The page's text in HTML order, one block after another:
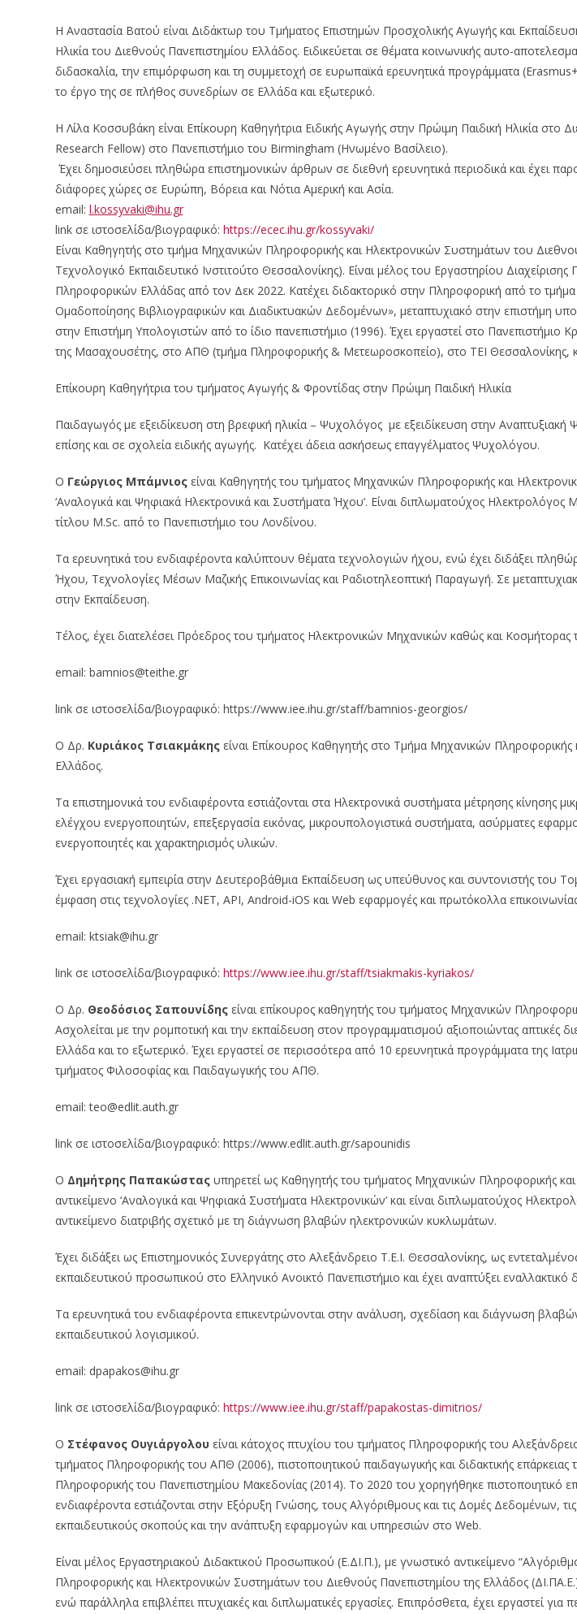
Η Αναστασία Βατού είναι Διδάκτωρ του Τμήματος Επιστημών Προσχολικής Αγωγής και
Ηλικία του Διεθνούς Πανεπιστημίου Ελλάδος. Ειδικεύεται σε θέματα κοινωνικής αυτο-
διδασκαλία, την επιμόρφωση και τη συμμετοχή σε ευρωπαϊκά ερευνητικά προγράμματα
το έργο της σε πλήθος συνεδρίων σε Ελλάδα και εξωτερικό.
Η Λίλα Κοσσυβάκη είναι Επίκουρη Καθηγήτρια Ειδικής Αγωγής στην Πρώιμη Παιδική Ηλικία στο
Research Fellow) στο Πανεπιστήμιο του Birmingham (Ηνωμένο Βασίλειο).
Έχει δημοσιεύσει πληθώρα επιστημονικών άρθρων σε διεθνή ερευνητικά περιοδικά και έχει
διάφορες χώρες σε Ευρώπη, Βόρεια και Νότια Αμερική και Ασία.
email: l.kossyvaki@ihu.gr
link σε ιστοσελίδα/βιογραφικό: https://ecec.ihu.gr/kossyvaki/
Είναι Καθηγητής στο τμήμα Μηχανικών Πληροφορικής και Ηλεκτρονικών Συστημάτων του
Τεχνολογικό Εκπαιδευτικό Ινστιτούτο Θεσσαλονίκης). Είναι μέλος του Εργαστηρίου
Πληροφορικών Ελλάδας από τον Δεκ 2022. Κατέχει διδακτορικό στην Πληροφορική από το
Ομαδοποίησης Βιβλιογραφικών και Διαδικτυακών Δεδομένων», μεταπτυχιακό στην επιστήμη
στην Επιστήμη Υπολογιστών από το ίδιο πανεπιστήμιο (1996). Έχει εργαστεί στο
της Μασαχουσέτης, στο ΑΠΘ (τμήμα Πληροφορικής & Μετεωροσκοπείο), στο ΤΕΙ Θεσσαλονίκης,
Επίκουρη Καθηγήτρια του τμήματος Αγωγής & Φροντίδας στην Πρώιμη Παιδική Ηλικία
Παιδαγωγός με εξειδίκευση στη βρεφική ηλικία – Ψυχολόγος με εξειδίκευση στην
επίσης και σε σχολεία ειδικής αγωγής. Κατέχει άδεια ασκήσεως επαγγέλματος Ψυχολόγου.
Ο Γεώργιος Μπάμνιοςείναι Καθηγητής του τμήματος Μηχανικών Πληροφορικής και
‘Αναλογικά και Ψηφιακά Ηλεκτρονικά και Συστήματα Ήχου’. Είναι διπλωματούχος
τίτλου M.Sc. από το Πανεπιστήμιο του Λονδίνου.
Τα ερευνητικά του ενδιαφέροντα καλύπτουν θέματα τεχνολογιών ήχου, ενώ έχει διδάξει
Ήχου, Τεχνολογίες Μέσων Μαζικής Επικοινωνίας και Ραδιοτηλεοπτική Παραγωγή. Σε
στην Εκπαίδευση.
Τέλος, έχει διατελέσει Πρόεδρος του τμήματος Ηλεκτρονικών Μηχανικών καθώς και
email: bamnios@teithe.gr
link σε ιστοσελίδα/βιογραφικό: https://www.iee.ihu.gr/staff/bamnios-georgios/
Ο Δρ. Κυριάκος Τσιακμάκηςείναι Επίκουρος Καθηγητής στο Τμήμα Μηχανικών
Ελλάδος.
Τα επιστημονικά του ενδιαφέροντα εστιάζονται στα Ηλεκτρονικά συστήματα μέτρησης
ελέγχου ενεργοποιητών, επεξεργασία εικόνας, μικρουπολογιστικά συστήματα, ασύρματες
ενεργοποιητές και χαρακτηρισμός υλικών.
Έχει εργασιακή εμπειρία στην Δευτεροβάθμια Εκπαίδευση ως υπεύθυνος και συντονιστής του
έμφαση στις τεχνολογίες .NET, API, Android-iOS και Web εφαρμογές και πρωτόκολλα επικοινωνίας
email: ktsiak@ihu.gr
link σε ιστοσελίδα/βιογραφικό: https://www.iee.ihu.gr/staff/tsiakmakis-kyriakos/
Ο Δρ. Θεοδόσιος Σαπουνίδηςείναι επίκουρος καθηγητής του τμήματος Μηχανικών
Ασχολείται με την ρομποτική και την εκπαίδευση στον προγραμματισμού αξιοποιώντας απτικές
Ελλάδα και το εξωτερικό. Έχει εργαστεί σε περισσότερα από 10 ερευνητικά προγράμματα της
τμήματος Φιλοσοφίας και Παιδαγωγικής του ΑΠΘ.
email: teo@edlit.auth.gr
link σε ιστοσελίδα/βιογραφικό: https://www.edlit.auth.gr/sapounidis
Ο Δημήτρης Παπακώσταςυπηρετεί ως Καθηγητής του τμήματος Μηχανικών Πληροφορικής
αντικείμενο ‘Αναλογικά και Ψηφιακά Συστήματα Ηλεκτρονικών’ και είναι διπλωματούχος
αντικείμενο διατριβής σχετικό με τη διάγνωση βλαβών ηλεκτρονικών κυκλωμάτων.
Έχει διδάξει ως Επιστημονικός Συνεργάτης στο Αλεξάνδρειο Τ.Ε.Ι. Θεσσαλονίκης, ως
εκπαιδευτικού προσωπικού στο Ελληνικό Ανοικτό Πανεπιστήμιο και έχει αναπτύξει
Τα ερευνητικά του ενδιαφέροντα επικεντρώνονται στην ανάλυση, σχεδίαση και διάγνωση
εκπαιδευτικού λογισμικού.
email: dpapakos@ihu.gr
link σε ιστοσελίδα/βιογραφικό: https://www.iee.ihu.gr/staff/papakostas-dimitrios/
Ο Στέφανος Ουγιάργολου είναι κάτοχος πτυχίου του τμήματος Πληροφορικής του
τμήματος Πληροφορικής του ΑΠΘ (2006), πιστοποιητικού παιδαγωγικής και διδακτικής
Πληροφορικής του Πανεπιστημίου Μακεδονίας (2014). Το 2020 του χορηγήθηκε πιστοποιητικό
ενδιαφέροντα εστιάζονται στην Εξόρυξη Γνώσης, τους Αλγόριθμους και τις Δομές Δεδομένων,
εκπαιδευτικούς σκοπούς και την ανάπτυξη εφαρμογών και υπηρεσιών στο Web.
Είναι μέλος Εργαστηριακού Διδακτικού Προσωπικού (Ε.ΔΙ.Π.), με γνωστικό αντικείμενο
Πληροφορικής και Ηλεκτρονικών Συστημάτων του Διεθνούς Πανεπιστημίου της Ελλάδος
ενώ παράλληλα επιβλέπει πτυχιακές και διπλωματικές εργασίες. Επιπρόσθετα, έχει εργαστεί